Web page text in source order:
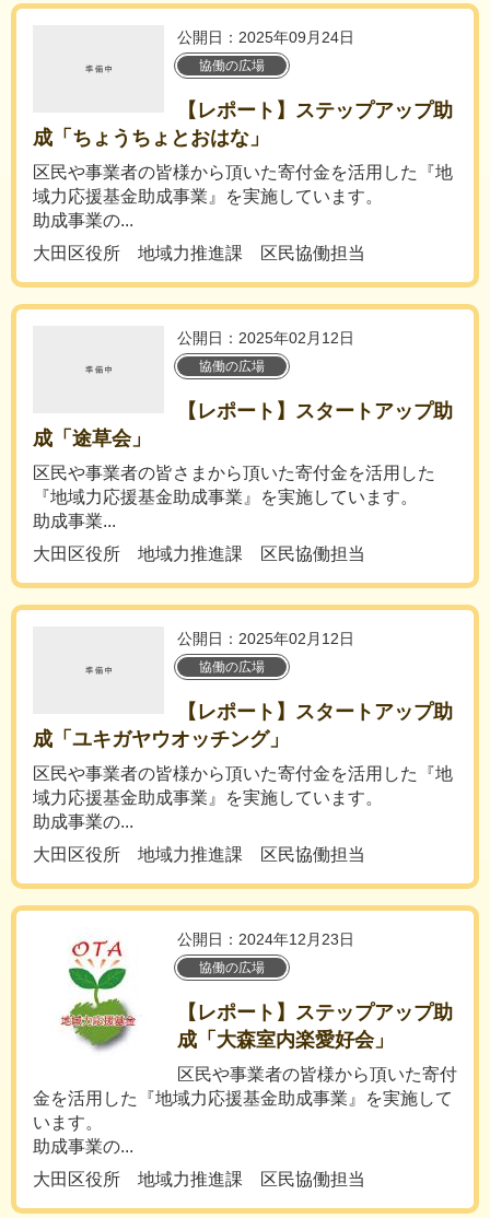
公開日：2025年09月24日
協働の広場
【レポート】ステップアップ助
成「ちょうちょとおはな」
区民や事業者の皆様から頂いた寄付金を活用した『地
域力応援基金助成事業』を実施しています。
助成事業の...
大田区役所 地域力推進課 区民協働担当
公開日：2025年02月12日
協働の広場
【レポート】スタートアップ助
成「途草会」
区民や事業者の皆さまから頂いた寄付金を活用した
『地域力応援基金助成事業』を実施しています。
助成事業...
大田区役所 地域力推進課 区民協働担当
公開日：2025年02月12日
協働の広場
【レポート】スタートアップ助
成「ユキガヤウオッチング」
区民や事業者の皆様から頂いた寄付金を活用した『地
域力応援基金助成事業』を実施しています。
助成事業の...
大田区役所 地域力推進課 区民協働担当
公開日：2024年12月23日
協働の広場
【レポート】ステップアップ助
成「大森室内楽愛好会」
区民や事業者の皆様から頂いた寄付
金を活用した『地域力応援基金助成事業』を実施して
います。
助成事業の...
大田区役所 地域力推進課 区民協働担当